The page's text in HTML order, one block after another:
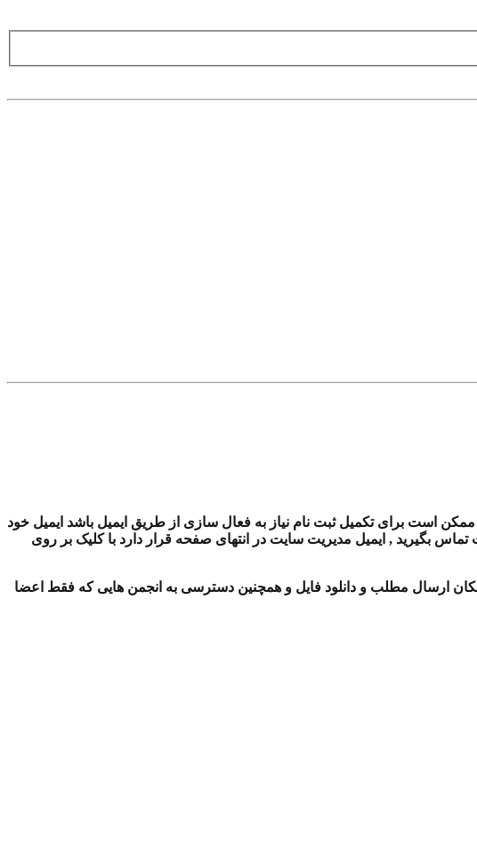
است برای تکمیل ثبت نام نیاز به فعال سازی از طریق ایمیل باشد ایمیل خود
بگیرید , ایمیل مدیریت سایت در انتهای صفحه قرار دارد با کلیک بر روی
ارسال مطلب و دانلود فایل و همچنین دسترسی به انجمن هایی که فقط اعضا